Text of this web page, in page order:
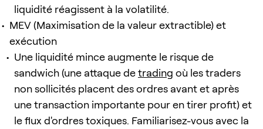
liquidité réagissent à la volatilité.
MEV (Maximisation de la valeur extractible) et
exécution
Une liquidité mince augmente le risque de
sandwich (une attaque detrading où les traders
non sollicités placent des ordres avant et après
une transaction importante pour en tirer profit) et
le flux d'ordres toxiques. Familiarisez-vous avec la